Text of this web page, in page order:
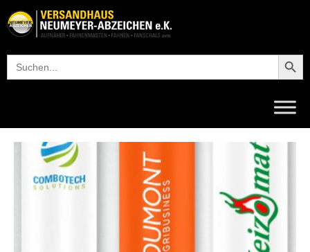
Startseite
Search
for: